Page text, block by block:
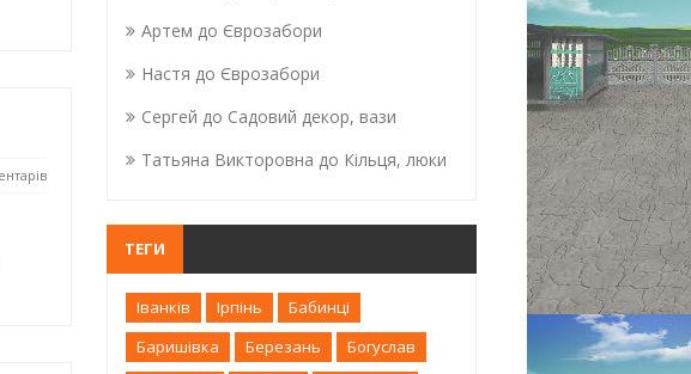
Артем до Єврозабори
Настя до Єврозабори
Сергей до Садовий декор, вази
Татьяна Викторовна до Кільця, люки
ТЕГИ
Іванків Ірпінь
Бабинці
Баришівка
Березань
Богуслав